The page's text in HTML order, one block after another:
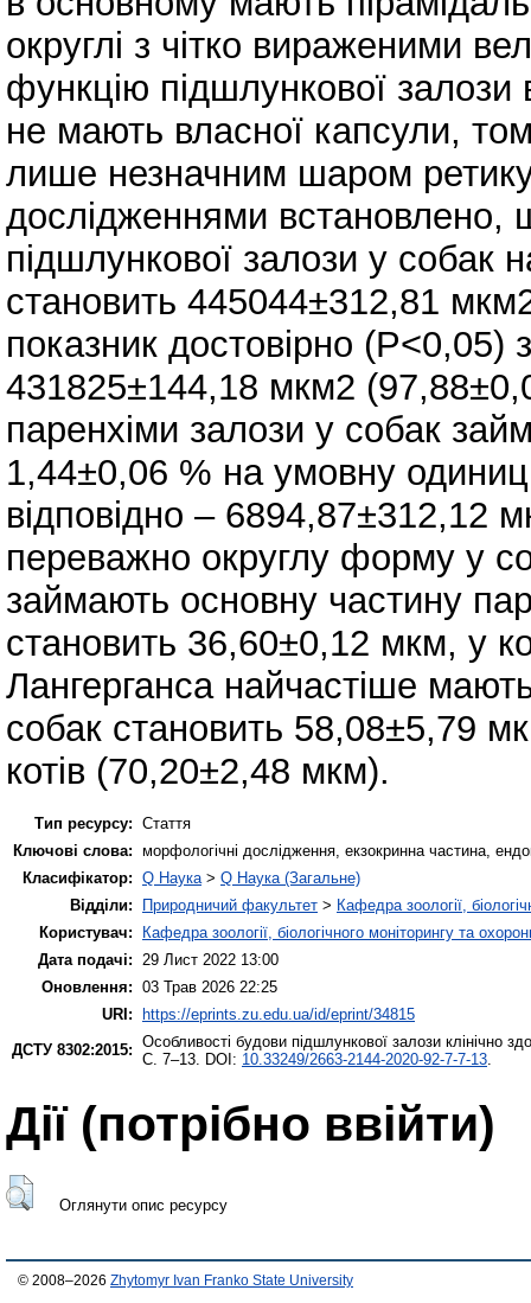
округлі з чітко вираженими
функцію підшлункової залози
не мають власної капсули,
лише незначним шаром
дослідженнями встановлено,
підшлункової залози у
становить 445044±312,81
показник достовірно (Р<0,05)
431825±144,18 мкм2
паренхіми залози у собак
1,44±0,06 % на умовну
відповідно –
переважно округлу форму у
займають основну частину
становить 36,60±0,12 мкм, у
Лангерганса найчастіше
собак становить 58,08±5,79
котів (70,20±2,48 мкм).
Тип ресурсу: Стаття
Ключові слова: морфологічні дослідження, екзокринна частина,
Класифікатор: Q Наука > Q Наука (Загальне)
Відділи:
Природничий факультет > Кафедра зоології,
Користувач:
Кафедра зоології, біологічного моніторингу та
Дата подачі:
29 Лист 2022 13:00
Оновлення: 03 Трав 2026 22:25
URI: https://eprints.zu.edu.ua/id/eprint/34815
ДСТУ 8302:2015: Особливості будови підшлункової залози клінічно
С. 7–13. DOI: 10.33249/2663-2144-2020-92-7-7-13
Дії ​​(потрібно ввійти)
Оглянути опис ресурсу
© 2008–2026 Zhytomyr Ivan Franko State University